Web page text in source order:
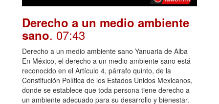
Derecho a un medio ambiente
sano. 07:43
Derecho a un medio ambiente sano Yanuaria de Alba
En México, el derecho a un medio ambiente sano está
reconocido en el Artículo 4, párrafo quinto, de la
Constitución Política de los Estados Unidos Mexicanos,
donde se establece que toda persona tiene derecho a
un ambiente adecuado para su desarrollo y bienestar.